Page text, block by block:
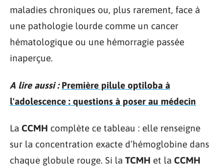
maladies chroniques ou, plus rarement, face à
une pathologie lourde comme un cancer
hématologique ou une hémorragie passée
inaperçue.
A lire aussi : Première pilule optiloba à
l'adolescence : questions à poser au médecin
La CCMH complète ce tableau : elle renseigne
sur la concentration exacte d’hémoglobine dans
chaque globule rouge. Si la TCMH et la CCMH